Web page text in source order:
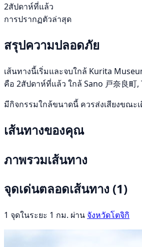
2สัปดาห์ที่แล้ว
การปรากฏตัวล่าสุด
สรุปความปลอดภัย
เส้นทางนี้เริ่มและจบใกล้ Kurita
คือ 2สัปดาห์ที่แล้ว ใกล้ Sano 戸奈良町,
มีกิจกรรมใกล้ขนาดนี้ ควรส่งเสียงขณะ
เส้นทางของคุณ
ภาพรวมเส้นทาง
จุดเด่นตลอดเส้นทาง (1)
1 จุดในระยะ 1 กม. ผ่าน จังหวัดโตจิกิ